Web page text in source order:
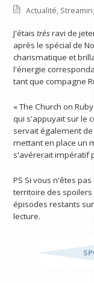
Actualité,
J'étaistrèsravi de
après le spécial de
charismatique et
l'énergie
tant que compagne
« The Church on
qui s'appuyait sur le
servait également
mettant en place un
s'avérerait impératif
PS Si vous n'êtes
territoire des
épisodes restants
lecture.